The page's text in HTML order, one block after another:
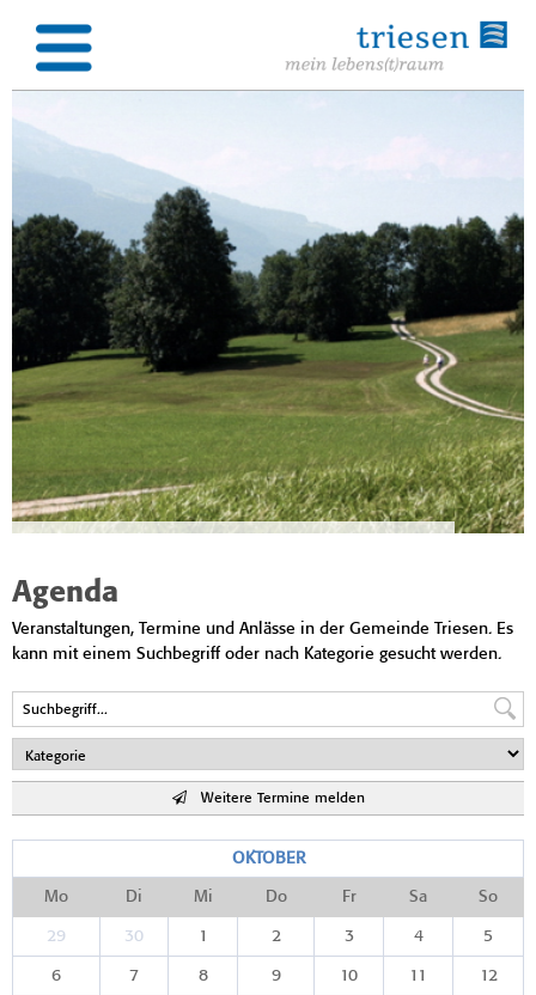
Agenda
Veranstaltungen, Termine und Anlässe in der Gemeinde Triesen. Es
kann mit einem Suchbegriff oder nach Kategorie gesucht werden.
Weitere Termine melden
OKTOBER
Mo Di Mi Do Fr Sa So
29 30 1 2 3 4 5
6 7 8 9 10 11 12